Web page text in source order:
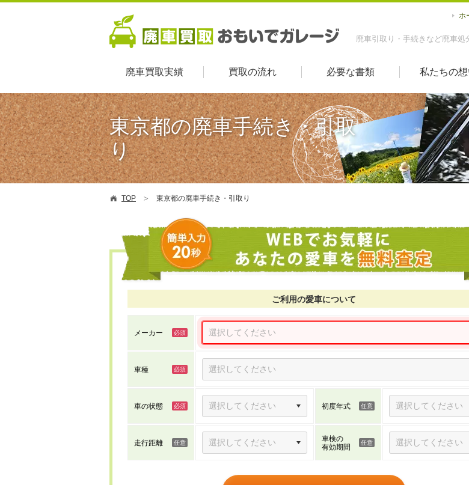
廃車引取り・手続きなど廃車処
ホ
廃車買取実績 買取の流れ 必要な書類 私たちの想
東京都の廃車手続き・引取
り
TOP 東京都の廃車手続き・引取り
ご利用の愛車について
メーカー
車種
車の状態 初度年式
走行距離
車検の
有効期間